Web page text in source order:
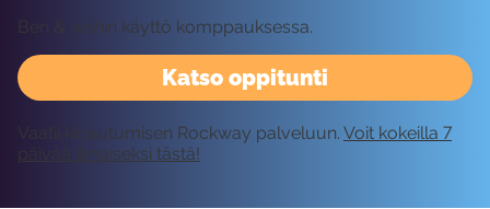
Katso oppitunti
Ben & wahin käyttö komppauksessa.
Vaatii kirjautumisen Rockway palveluun. Voit kokeilla 7
päivää ilmaiseksi tästä!